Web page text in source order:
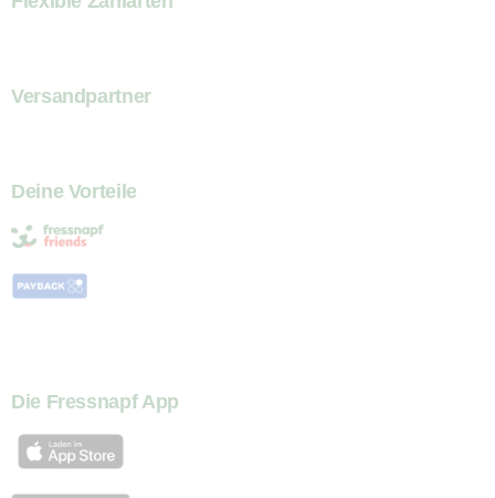
Versandpartner
Deine Vorteile
Die Fressnapf App